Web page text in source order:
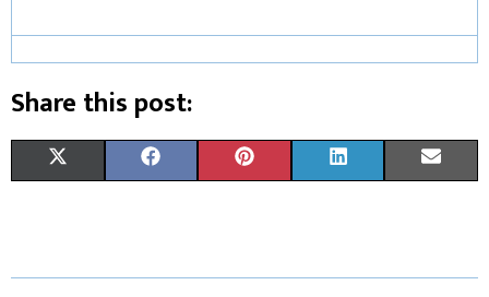
Share this post:
W E T K I